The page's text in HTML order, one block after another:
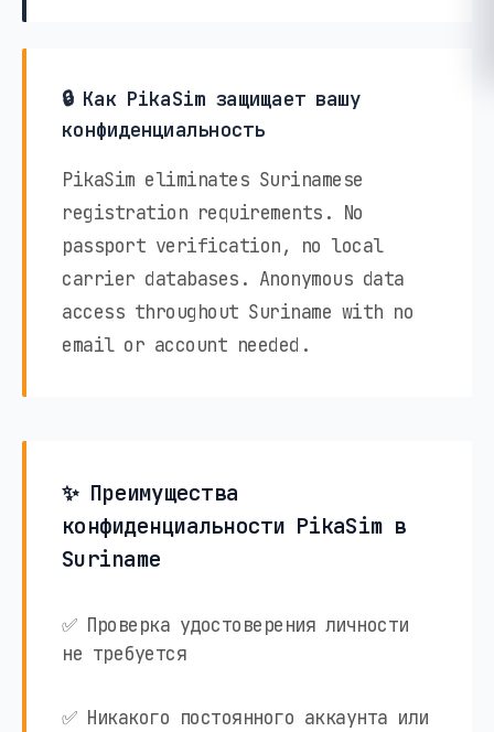
🔒 Как PikaSim защищает вашу
конфиденциальность
PikaSim eliminates Surinamese
registration requirements. No
passport verification, no local
carrier databases. Anonymous data
access throughout Suriname with no
email or account needed.
✨ Преимущества
конфиденциальности PikaSim в
Suriname
✅ Проверка удостоверения личности
не требуется
✅ Никакого постоянного аккаунта или